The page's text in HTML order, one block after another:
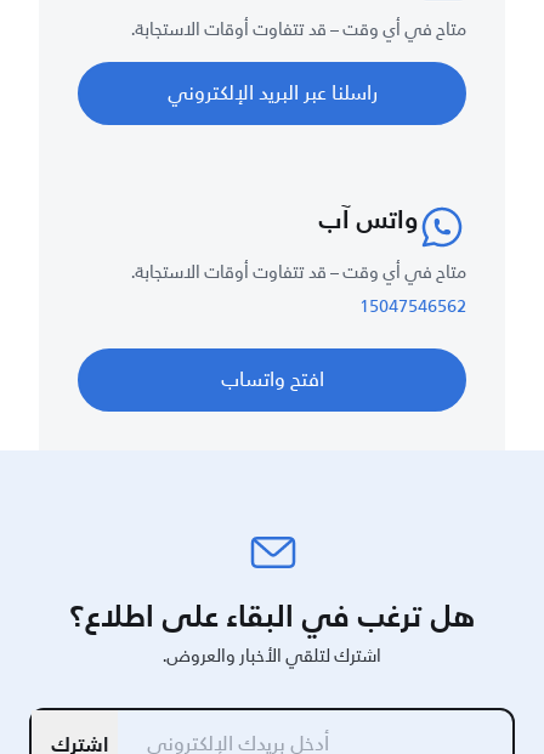
متاح في أي وقت – قد تتفاوت أوقات الاستجابة.
راسلنا عبر البريد الإلكتروني
واتس آب
متاح في أي وقت – قد تتفاوت أوقات الاستجابة.
15047546562
افتح واتساب
هل ترغب في البقاء على اطلاع؟
اشترك لتلقي الأخبار والعروض.
اشترك